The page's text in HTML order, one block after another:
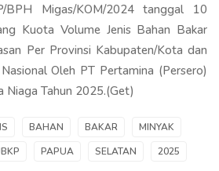
BPH Migas/KOM/2024 tanggal 10
Kuota Volume Jenis Bahan Bakar
Per Provinsi Kabupaten/Kota dan
Oleh PT Pertamina (Persero)
Niaga Tahun 2025.(Get)
BAHAN BAKAR
MINYAK
PAPUA SELATAN 2025